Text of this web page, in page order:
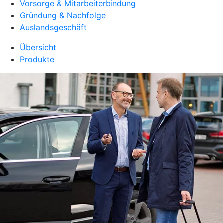
Vorsorge & Mitarbeiterbindung
Gründung & Nachfolge
Auslandsgeschäft
Übersicht
Produkte